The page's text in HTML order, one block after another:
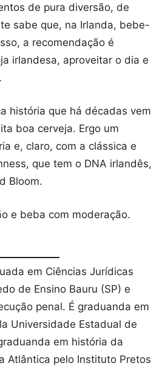
de pura diversão, de
sabe que, na Irlanda, bebe-
a recomendação é
irlandesa, aproveitar o dia e
história que há décadas vem
boa cerveja. Ergo um
e, claro, com a clássica e
que tem o DNA irlandês,
Bloom.
e beba com moderação.
em Ciências Jurídicas
de Ensino Bauru (SP) e
penal. É graduanda em
Universidade Estadual de
em história da
Atlântica pelo Instituto Pretos